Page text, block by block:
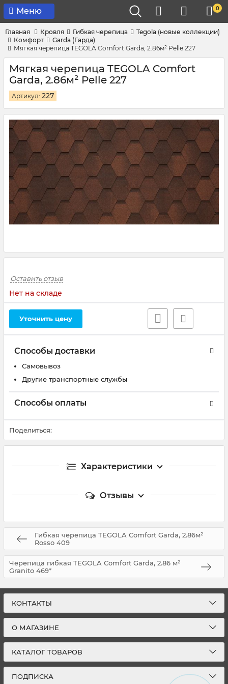
Меню 0
Главная Кровля Гибкая черепица
Tegola (новые коллекции)
Комфорт
Garda (Гарда)
Мягкая черепица TEGOLA Comfort Garda, 2.86м² Pelle 227
Мягкая черепица TEGOLA Comfort
Garda, 2.86м² Pelle 227
Артикул: 227
Оставить отзыв
Нет на складе
Уточнить цену
Способы доставки
Самовывоз
Другие транспортные службы
Способы оплаты
Поделиться:
Характеристики
Отзывы
Гибкая черепица TEGOLA Comfort Garda, 2.86м²
Rosso 409
Черепица гибкая TEGOLA Comfort Garda, 2.86 м²
Granito 469*
КОНТАКТЫ
О МАГАЗИНЕ
КАТАЛОГ ТОВАРОВ
ПОДПИСКА